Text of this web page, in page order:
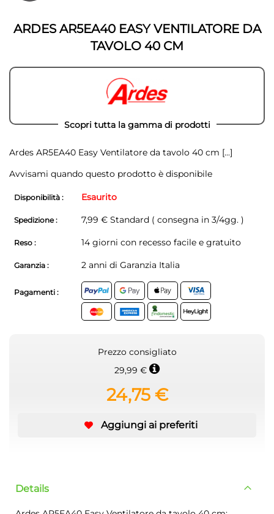
di
galleria
immagini
ARDES AR5EA40 EASY VENTILATORE DA
TAVOLO 40 CM
Scopri tutta la gamma di prodotti
Ardes AR5EA40 Easy Ventilatore da tavolo 40 cm [...]
Avvisami quando questo prodotto è disponibile
Disponibilità : Esaurito
Spedizione : 7,99 € Standard ( consegna in 3/4gg. )
Reso : 14 giorni con recesso facile e gratuito
Garanzia : 2 anni di Garanzia Italia
Pagamenti :
Prezzo consigliato
29,99 €
24,75 €
Aggiungi ai preferiti
Details